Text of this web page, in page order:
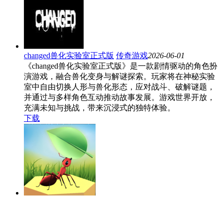
changed兽化实验室正式版 传奇游戏2026-06-01
《changed兽化实验室正式版》是一款剧情驱动的角色扮
演游戏，融合兽化变身与解谜探索。玩家将在神秘实验
室中自由切换人形与兽化形态，应对战斗、破解谜题，
并通过与多样角色互动推动故事发展。游戏世界开放，
充满未知与挑战，带来沉浸式的独特体验。
下载